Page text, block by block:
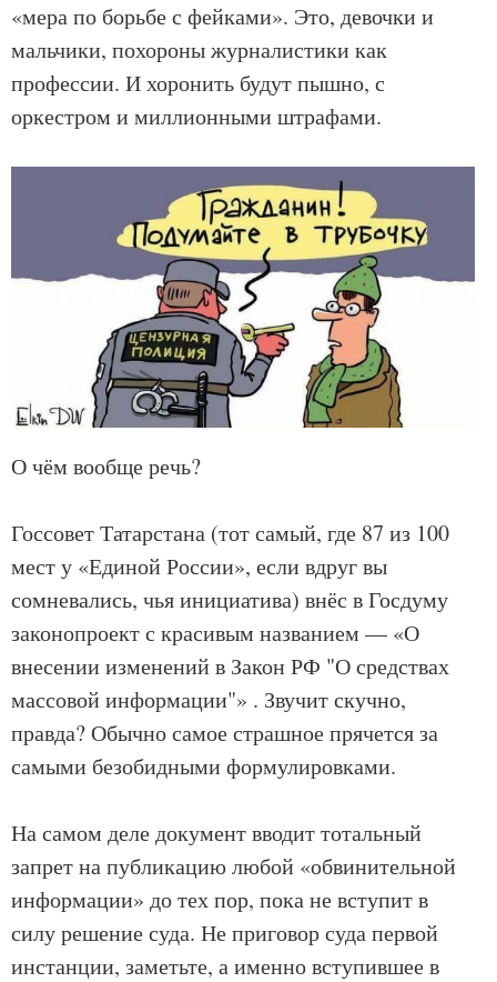
«мера по борьбе с фейками». Это, девочки и
мальчики, похороны журналистики как
профессии. И хоронить будут пышно, с
оркестром и миллионными штрафами.
О чём вообще речь?
Госсовет Татарстана (тот самый, где 87 из 100
мест у «Единой России», если вдруг вы
сомневались, чья инициатива) внёс в Госдуму
законопроект с красивым названием — «О
внесении изменений в Закон РФ "О средствах
массовой информации"» . Звучит скучно,
правда? Обычно самое страшное прячется за
самыми безобидными формулировками.
На самом деле документ вводит тотальный
запрет на публикацию любой «обвинительной
информации» до тех пор, пока не вступит в
силу решение суда. Не приговор суда первой
инстанции, заметьте, а именно вступившее в